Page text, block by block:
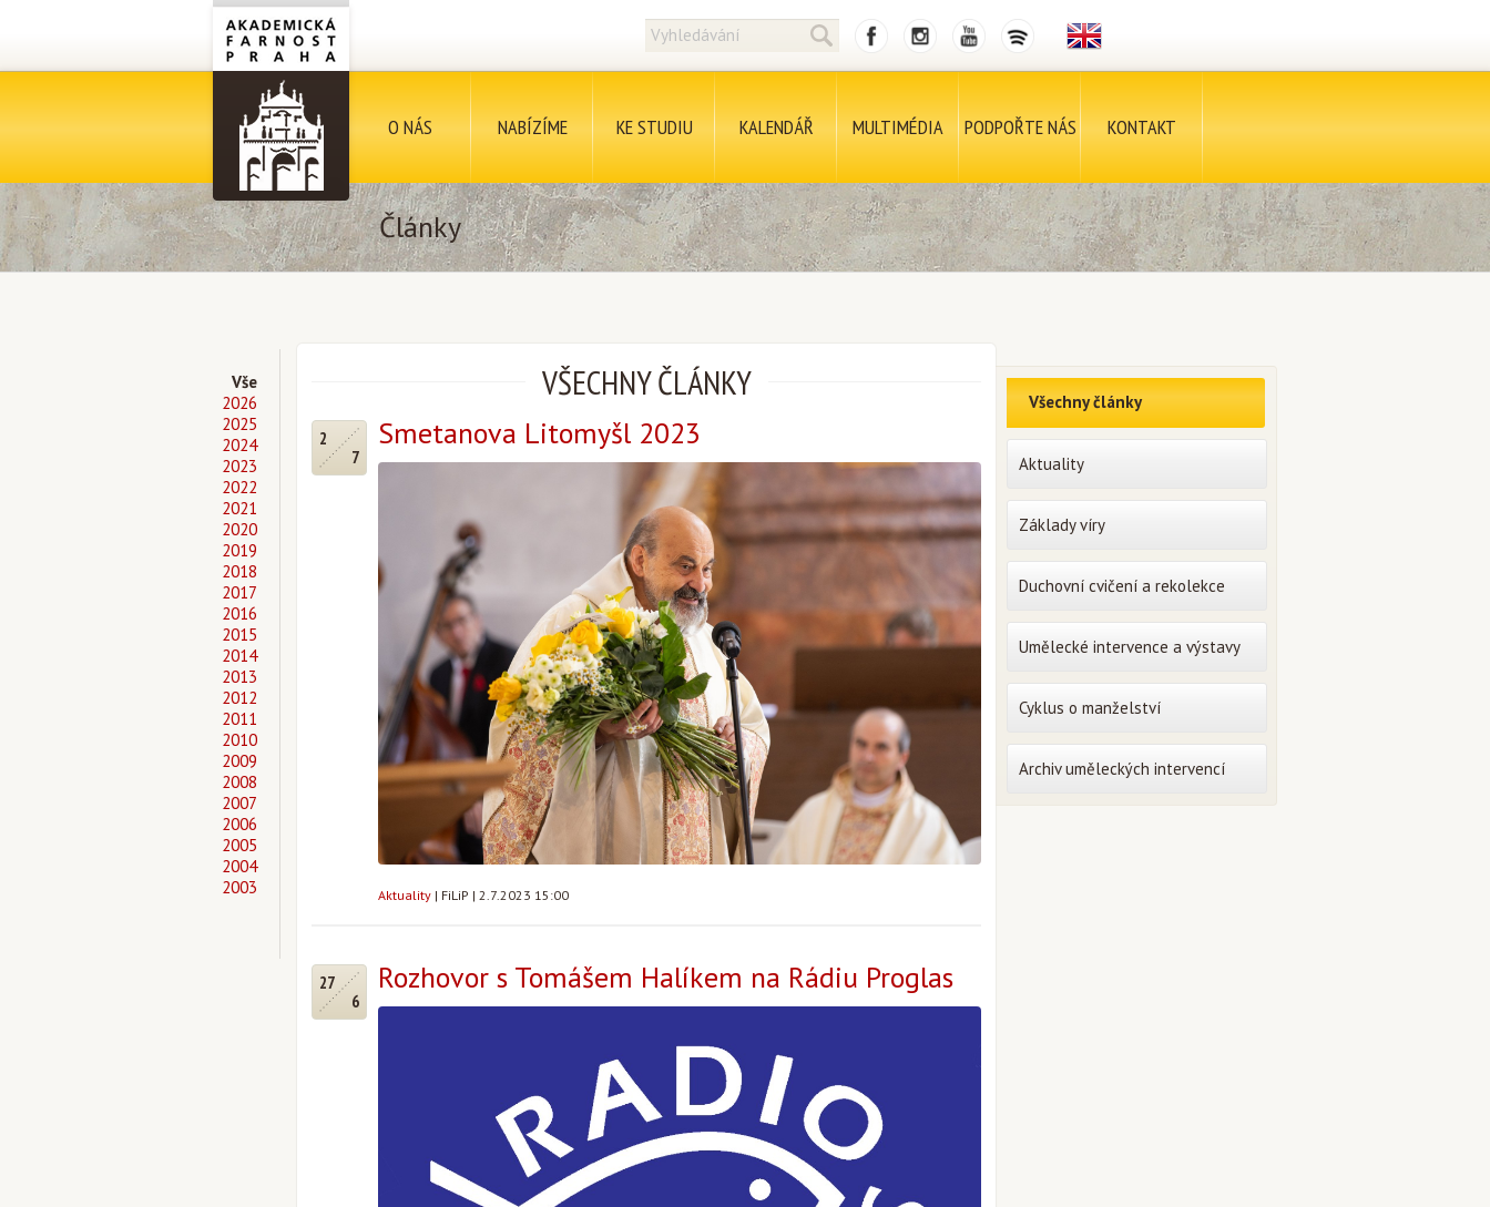
O NÁS NABÍZÍME KE STUDIU KALENDÁŘ MULTIMÉDIA PODPOŘTE NÁS KONTAKT
Články
Vše
2026
2025
2024
2023
2022
2021
2020
2019
2018
2017
2016
2015
2014
2013
2012
2011
2010
2009
2008
2007
2006
2005
2004
2003
VŠECHNY ČLÁNKY
2
7
Smetanova Litomyšl 2023
Aktuality | FiLiP | 2.7.2023 15:00
27
6
Rozhovor s Tomášem Halíkem na Rádiu Proglas
Všechny články
Aktuality
Základy víry
Duchovní cvičení a rekolekce
Umělecké intervence a výstavy
Cyklus o manželství
Archiv uměleckých intervencí